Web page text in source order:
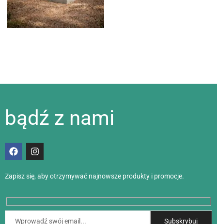
bądź z nami
Zapisz się, aby otrzymywać najnowsze produkty i promocje.